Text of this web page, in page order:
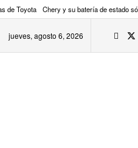
de Toyota Chery y su batería de estado
jueves, agosto 6, 2026